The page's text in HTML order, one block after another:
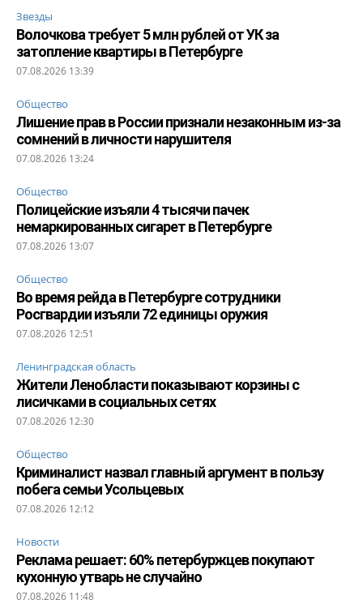
Звезды
Волочкова требует 5 млн рублей от УК за
затопление квартиры в Петербурге
07.08.2026 13:39
Общество
Лишение прав в России признали незаконным из-за
сомнений в личности нарушителя
07.08.2026 13:24
Общество
Полицейские изъяли 4 тысячи пачек
немаркированных сигарет в Петербурге
07.08.2026 13:07
Общество
Во время рейда в Петербурге сотрудники
Росгвардии изъяли 72 единицы оружия
07.08.2026 12:51
Ленинградская область
Жители Ленобласти показывают корзины с
лисичками в социальных сетях
07.08.2026 12:30
Общество
Криминалист назвал главный аргумент в пользу
побега семьи Усольцевых
07.08.2026 12:12
Новости
Реклама решает: 60% петербуржцев покупают
кухонную утварь не случайно
07.08.2026 11:48